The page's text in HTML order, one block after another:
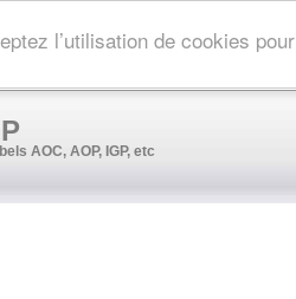
l’utilisation de cookies
AOC, AOP, IGP, etc